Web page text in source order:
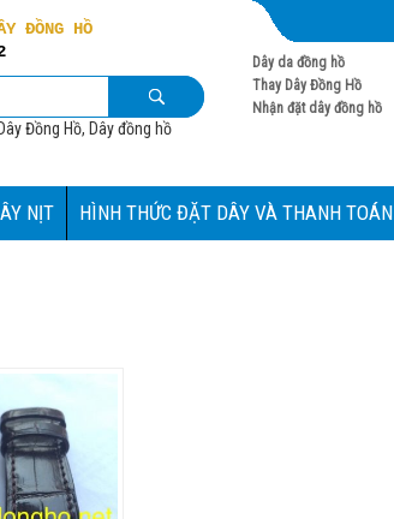
ĐỒNG HỒ
Đồng Hồ, Dây đồng hồ
Dây da đồng hồ
Thay Dây Đồng Hồ
Nhận đặt dây đồng hồ
NỊT HÌNH THỨC ĐẶT DÂY VÀ THANH TOÁN